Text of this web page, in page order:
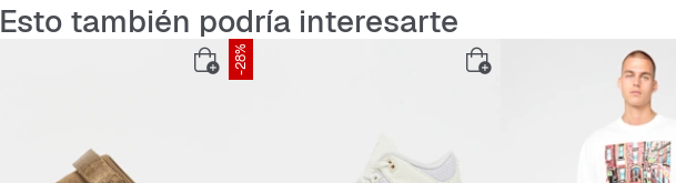
Material elástico que permite
Resistente y fácil de cuidar
para un ajuste
Esto también podría interesarte
-28%